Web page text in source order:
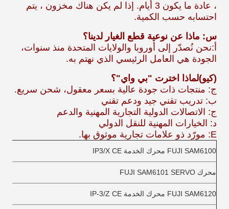
، عادة ما يكون 3 أيام. إذا لم يكن هناك مخزون ، يتم
احتسابه حسب الكمية.
س: ماذا عن نوعية قطع الغيار لدينا؟
أ:نحن نُصدّر إلى أوروبا والولايات المتحدة منذ سنوات،
الجودة هي العامل الرئيسي الذي نهتم به.
(كيو)لماذا اخترت "بي واي"؟
ج: منتجات ذات جودة عالية بسعر معقول، شحن سريع.
ب: تدريب تقني جيد ودعم تقني
ج: الاتصالات الدولية التجارية المهنية والدعم
د: الخيارات المهنية للنقل الدولي
E: مورّد ذو علامات تجارية موثوق بها.
FUJI SAM6100 محرك الخدمة IP3/X CE
محرك FUJI SAM6101 SERVO
FUJI SAM6120 محرك الخدمة IP-3/Z CE